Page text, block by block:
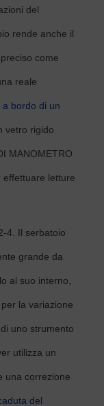
del
rende anche il
come
reale
bordo di un
vetro rigido
MANOMETRO
effettuare letture
4. Il serbatoio
grande da
al suo interno,
la variazione
uno strumento
utilizza un
una correzione
del